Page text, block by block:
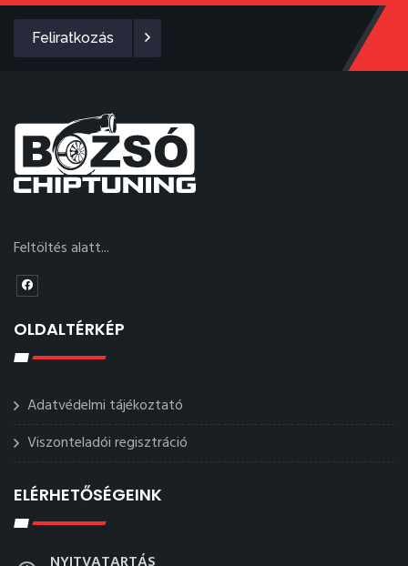
Feliratkozás
Feltöltés alatt...
OLDALTÉRKÉP
Adatvédelmi tájékoztató
Viszonteladói regisztráció
ELÉRHETŐSÉGEINK